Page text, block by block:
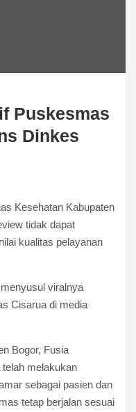
Puskesmas
Dinkes
Kesehatan Kabupaten
tidak dapat
kualitas pelayanan
viralnya
Cisarua di media
Bogor, Fusia
melakukan
sebagai pasien dan
tetap berjalan sesuai